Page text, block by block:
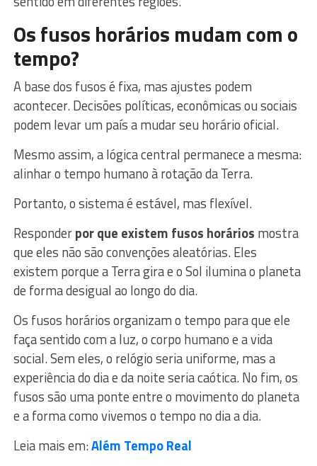
Os fusos horários mudam com o
tempo?
A base dos fusos é fixa, mas ajustes podem
acontecer. Decisões políticas, econômicas ou sociais
podem levar um país a mudar seu horário oficial.
Mesmo assim, a lógica central permanece a mesma:
alinhar o tempo humano à rotação da Terra.
Portanto, o sistema é estável, mas flexível.
Responderpor que existem fusos horários mostra
que eles não são convenções aleatórias. Eles
existem porque a Terra gira e o Sol ilumina o planeta
de forma desigual ao longo do dia.
Os fusos horários organizam o tempo para que ele
faça sentido com a luz, o corpo humano e a vida
social. Sem eles, o relógio seria uniforme, mas a
experiência do dia e da noite seria caótica. No fim, os
fusos são uma ponte entre o movimento do planeta
e a forma como vivemos o tempo no dia a dia.
Leia mais em:Além Tempo Real